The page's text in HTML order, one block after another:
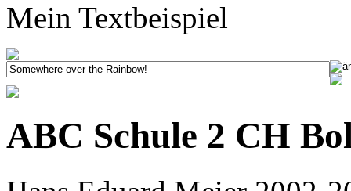
Mein Textbeispiel
ABC Schule 2 CH